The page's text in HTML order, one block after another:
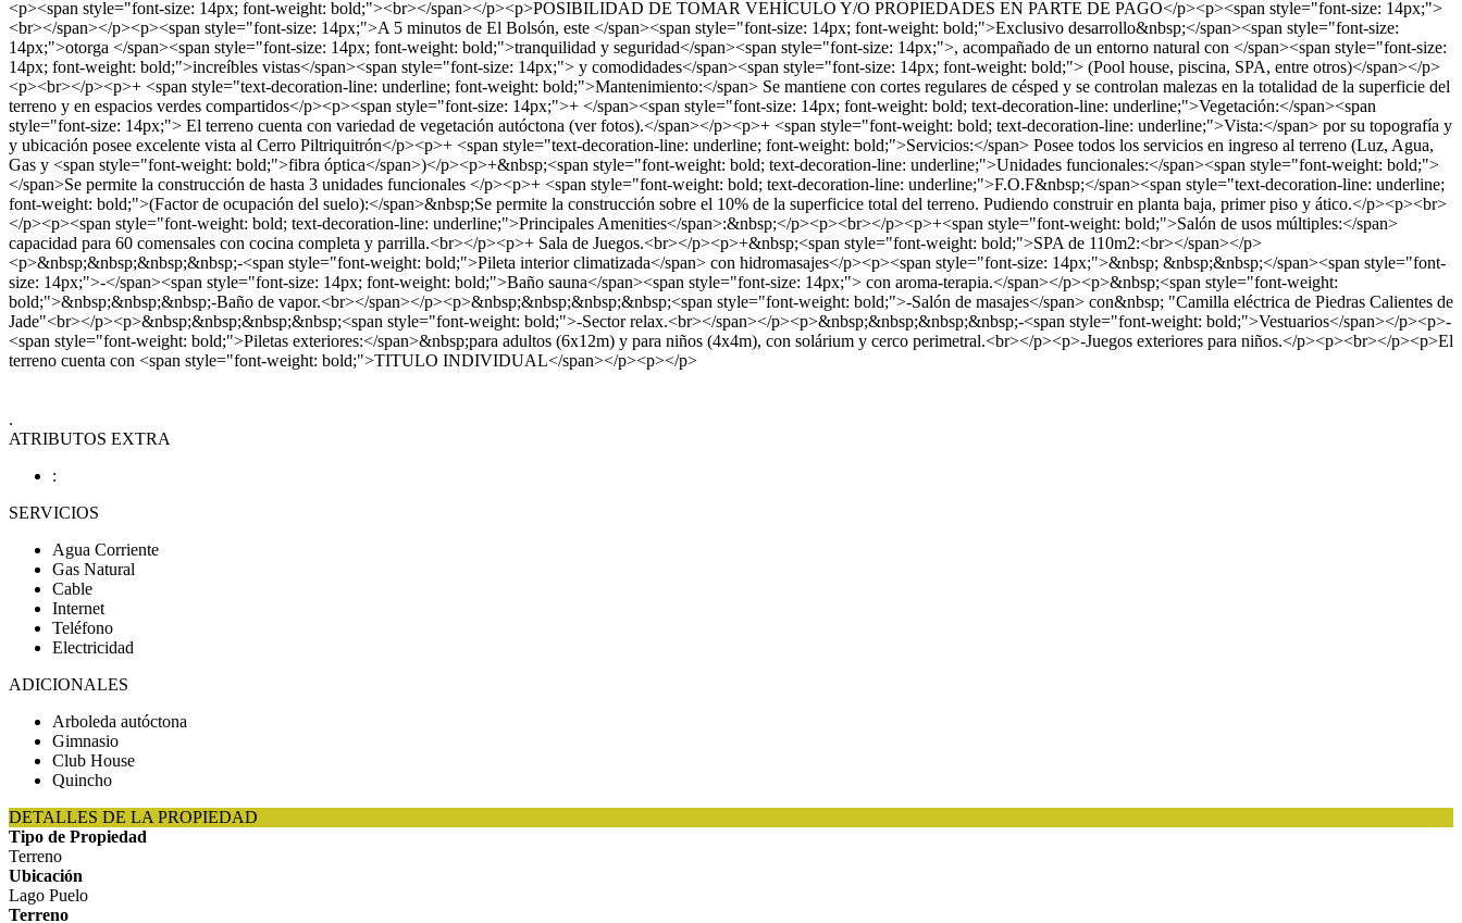
<p><span style="font-size: 14px; font-weight: bold;"><br></span></p><p>POSIBILIDAD DE TOMAR VEHÍCULO Y/O PROPIEDADES EN PARTE DE PAGO</p><p><span style="font-size: 14px;">
<br></span></p><p><span style="font-size: 14px;">A 5 minutos de El Bolsón, este </span><span style="font-size: 14px; font-weight: bold;">Exclusivo desarrollo&nbsp;</span><span style="font-size:
14px;">otorga </span><span style="font-size: 14px; font-weight: bold;">tranquilidad y seguridad</span><span style="font-size: 14px;">, acompañado de un entorno natural con </span><span style="font-size:
14px; font-weight: bold;">increíbles vistas</span><span style="font-size: 14px;"> y comodidades</span><span style="font-size: 14px; font-weight: bold;"> (Pool house, piscina, SPA, entre otros)</span></p>
<p><br></p><p>+ <span style="text-decoration-line: underline; font-weight: bold;">Mantenimiento:</span> Se mantiene con cortes regulares de césped y se controlan malezas en la totalidad de la superficie del
terreno y en espacios verdes compartidos</p><p><span style="font-size: 14px;">+ </span><span style="font-size: 14px; font-weight: bold; text-decoration-line: underline;">Vegetación:</span><span
style="font-size: 14px;"> El terreno cuenta con variedad de vegetación autóctona (ver fotos).</span></p><p>+ <span style="font-weight: bold; text-decoration-line: underline;">Vista:</span> por su topografía y
y ubicación posee excelente vista al Cerro Piltriquitrón</p><p>+ <span style="text-decoration-line: underline; font-weight: bold;">Servicios:</span> Posee todos los servicios en ingreso al terreno (Luz, Agua,
Gas y <span style="font-weight: bold;">fibra óptica</span>)</p><p>+&nbsp;<span style="font-weight: bold; text-decoration-line: underline;">Unidades funcionales:</span><span style="font-weight: bold;">
</span>Se permite la construcción de hasta 3 unidades funcionales </p><p>+ <span style="font-weight: bold; text-decoration-line: underline;">F.O.F&nbsp;</span><span style="text-decoration-line: underline;
font-weight: bold;">(Factor de ocupación del suelo):</span>&nbsp;Se permite la construcción sobre el 10% de la superficice total del terreno. Pudiendo construir en planta baja, primer piso y ático.</p><p><br>
</p><p><span style="font-weight: bold; text-decoration-line: underline;">Principales Amenities</span>:&nbsp;</p><p><br></p><p>+<span style="font-weight: bold;">Salón de usos múltiples:</span>
capacidad para 60 comensales con cocina completa y parrilla.<br></p><p>+ Sala de Juegos.<br></p><p>+&nbsp;<span style="font-weight: bold;">SPA de 110m2:<br></span></p>
<p>&nbsp;&nbsp;&nbsp;&nbsp;-<span style="font-weight: bold;">Pileta interior climatizada</span> con hidromasajes</p><p><span style="font-size: 14px;">&nbsp; &nbsp;&nbsp;</span><span style="font-
size: 14px;">-</span><span style="font-size: 14px; font-weight: bold;">Baño sauna</span><span style="font-size: 14px;"> con aroma-terapia.</span></p><p>&nbsp;<span style="font-weight:
bold;">&nbsp;&nbsp;&nbsp;-Baño de vapor.<br></span></p><p>&nbsp;&nbsp;&nbsp;&nbsp;<span style="font-weight: bold;">-Salón de masajes</span> con&nbsp; "Camilla eléctrica de Piedras Calientes de
Jade"<br></p><p>&nbsp;&nbsp;&nbsp;&nbsp;<span style="font-weight: bold;">-Sector relax.<br></span></p><p>&nbsp;&nbsp;&nbsp;&nbsp;-<span style="font-weight: bold;">Vestuarios</span></p><p>-
<span style="font-weight: bold;">Piletas exteriores:</span>&nbsp;para adultos (6x12m) y para niños (4x4m), con solárium y cerco perimetral.<br></p><p>-Juegos exteriores para niños.</p><p><br></p><p>El
terreno cuenta con <span style="font-weight: bold;">TITULO INDIVIDUAL</span></p><p></p>
.
ATRIBUTOS EXTRA
:
SERVICIOS
Agua Corriente
Gas Natural
Cable
Internet
Teléfono
Electricidad
ADICIONALES
Arboleda autóctona
Gimnasio
Club House
Quincho
DETALLES DE LA PROPIEDAD
Tipo de Propiedad
Terreno
Ubicación
Lago Puelo
Terreno